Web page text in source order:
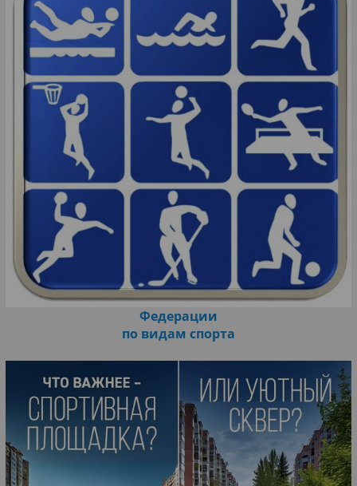
Федерации
по видам спорта